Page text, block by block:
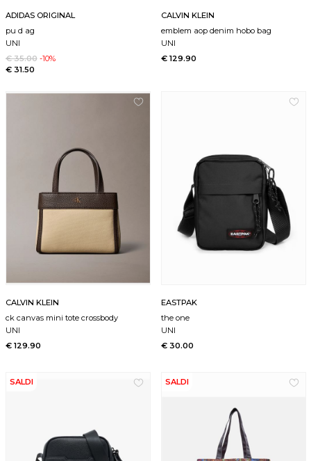
ADIDAS ORIGINAL
pu d ag
UNI
€ 35.00 -10%
€ 31.50
CALVIN KLEIN
emblem aop denim hobo bag
UNI
€ 129.90
CALVIN KLEIN
ck canvas mini tote crossbody
UNI
€ 129.90
EASTPAK
the one
UNI
€ 30.00
SALDI SALDI